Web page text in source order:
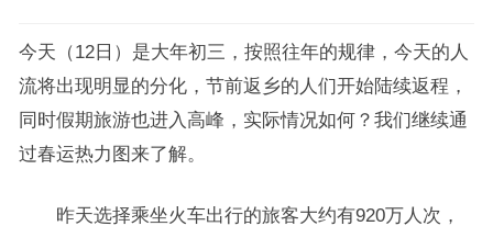
今天（12日）是大年初三，按照往年的规律，今天的人
流将出现明显的分化，节前返乡的人们开始陆续返程，
同时假期旅游也进入高峰，实际情况如何？我们继续通
过春运热力图来了解。
昨天选择乘坐火车出行的旅客大约有920万人次，